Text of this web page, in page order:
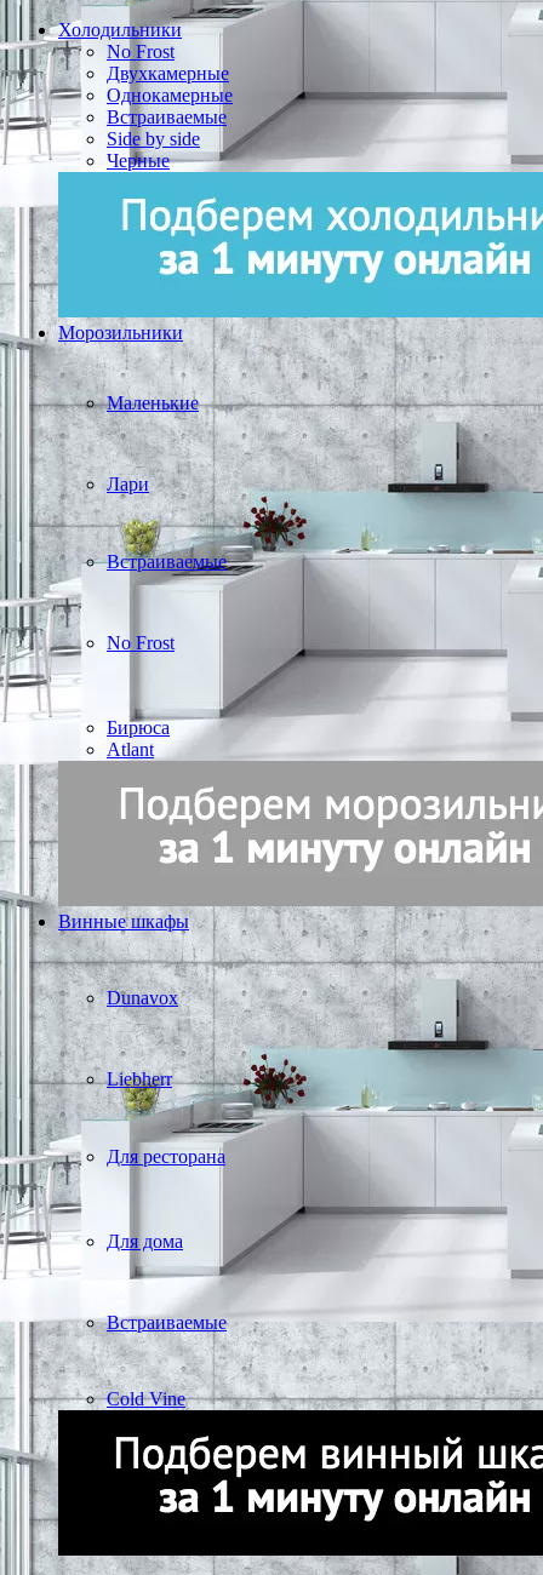
Холодильники
No Frost
Двухкамерные
Однокамерные
Встраиваемые
Side by side
Черные
Морозильники
Маленькие
Лари
Встраиваемые
No Frost
Бирюса
Atlant
Винные шкафы
Dunavox
Liebherr
Для ресторана
Для дома
Встраиваемые
Cold Vine